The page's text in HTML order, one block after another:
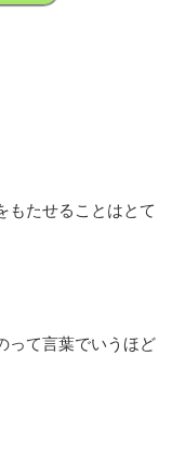
もたせることはとて
って言葉でいうほど